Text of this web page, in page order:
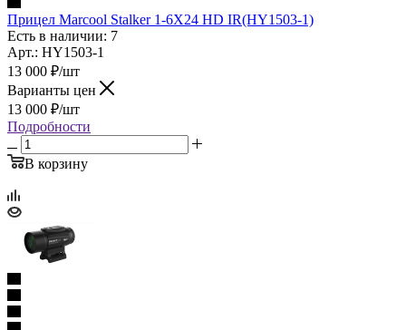
Прицел Marcool Stalker 1-6X24 HD IR(HY1503-1)
Есть в наличии: 7
Арт.: HY1503-1
13 000 ₽/шт
Варианты цен
13 000 ₽/шт
Подробности
В корзину